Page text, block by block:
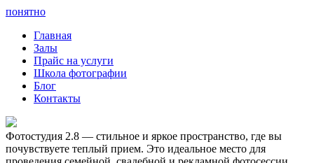
понятно
Главная
Залы
Прайс на услуги
Школа фотографии
Блог
Контакты
Фотостудия 2.8 — стильное и яркое пространство, где вы
почувствуете теплый прием. Это идеальное место для